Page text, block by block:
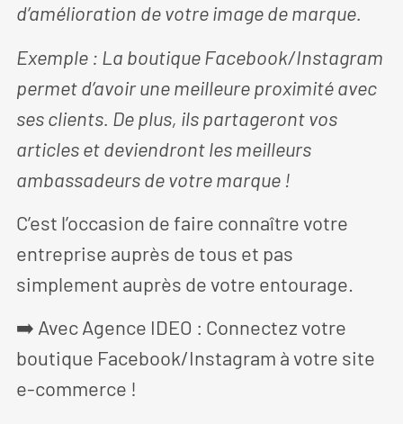
d’amélioration de votre image de marque.
Exemple : La boutique Facebook/Instagram
permet d’avoir une meilleure proximité avec
ses clients. De plus, ils partageront vos
articles et deviendront les meilleurs
ambassadeurs de votre marque !
C’est l’occasion de faire connaître votre
entreprise auprès de tous et pas
simplement auprès de votre entourage.
➡️ Avec Agence IDEO : Connectez votre
boutique Facebook/Instagram à votre site
e-commerce !